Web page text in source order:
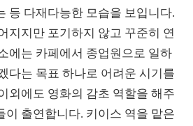
등 다재다능한 모습을 보입니다.
지지만 포기하지 않고 꾸준히 연
에는 카페에서 종업원으로 일하
다는 목표 하나로 어려운 시기를
외에도 영화의 감초 역할을 해주
이 출연합니다. 키이스 역을 맡은